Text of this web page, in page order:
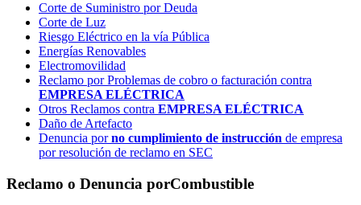
Corte de Suministro por Deuda
Corte de Luz
Riesgo Eléctrico en la vía Pública
Energías Renovables
Electromovilidad
Reclamo por Problemas de cobro o facturación contra
EMPRESA ELÉCTRICA
Otros Reclamos contra EMPRESA ELÉCTRICA
Daño de Artefacto
Denuncia porno cumplimiento de instrucción de empresa
por resolución de reclamo en SEC
Reclamo o Denuncia porCombustible